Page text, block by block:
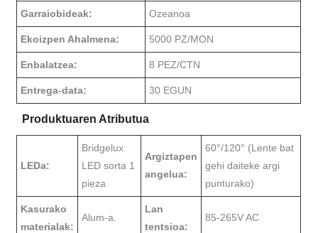
Garraiobideak: Ozeanoa
Ekoizpen Ahalmena: 5000 PZ/MON
Enbalatzea: 8 PEZ/CTN
Entrega-data: 30 EGUN
Produktuaren Atributua
LEDa:
Bridgelux
LED sorta 1
pieza
Argiztapen
angelua:
60°/120° (Lente bat
gehi daiteke argi
punturako)
Kasurako
materialak:
Alum-a.
Lan
tentsioa:
85-265V AC